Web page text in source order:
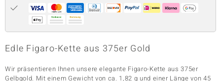
Classics
Edle Figaro-Kette aus 375er Gold
Wir präsentieren Ihnen unsere elegante Figaro-Kette aus 375er
Gelbgold. Mit einem Gewicht von ca. 1,82 g und einer Länge von 45